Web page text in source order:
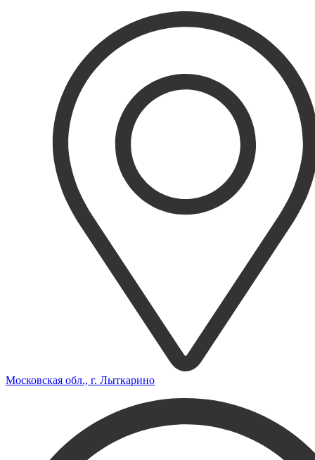
Московская обл., г. Лыткарино